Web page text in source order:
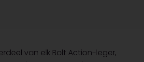
van elk Bolt Action-leger,